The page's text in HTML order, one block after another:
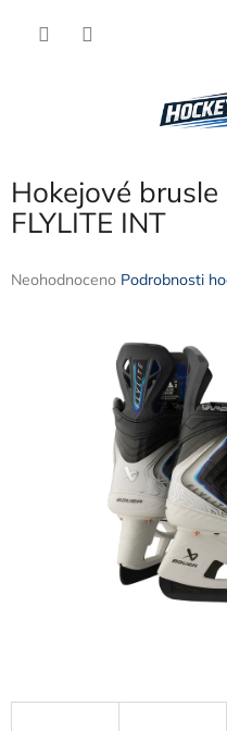
Hokejové
FLYLITE INT
Průměrné
Neohodnoceno Podrobnosti